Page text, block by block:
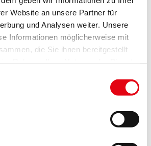
Website an unsere Partner für
und Analysen weiter. Unsere
Informationen möglicherweise mit
die Sie ihnen bereitgestellt
zum Artikel